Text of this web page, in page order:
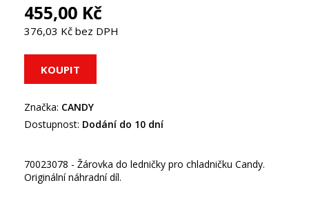
455,00 Kč
376,03 Kč bez DPH
Značka: CANDY
Dostupnost: Dodání do 10 dní
70023078 - Žárovka do ledničky pro chladničku Candy.
Originální náhradní díl.